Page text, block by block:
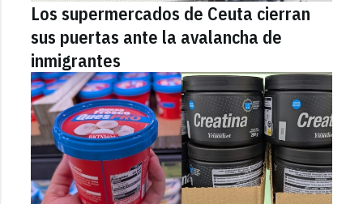
Los supermercados de Ceuta cierran
sus puertas ante la avalancha de
inmigrantes